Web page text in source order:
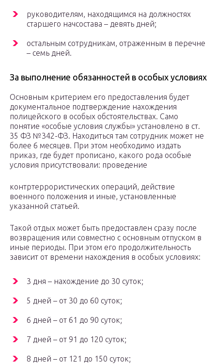
руководителям, находящимся на должностях
старшего начсостава – девять дней;
остальным сотрудникам, отраженным в перечне
– семь дней.
За выполнение обязанностей в особых условиях
Основным критерием его предоставления будет
документальное подтверждение нахождения
полицейского в особых обстоятельствах. Само
понятие «особые условия службы» установлено в ст.
35 ФЗ №342-ФЗ. Находиться там сотрудник может не
более 6 месяцев. При этом необходимо издать
приказ, где будет прописано, какого рода особые
условия присутствовали: проведение
контртеррористических операций, действие
военного положения и иные, установленные
указанной статьей.
Такой отдых может быть предоставлен сразу после
возвращения или совместно с основным отпуском в
иные периоды. При этом его продолжительность
зависит от времени нахождения в особых условиях:
3 дня – нахождение до 30 суток;
5 дней – от 30 до 60 суток;
6 дней – от 61 до 90 суток;
7 дней – от 91 до 120 суток;
8 дней – от 121 до 150 суток;